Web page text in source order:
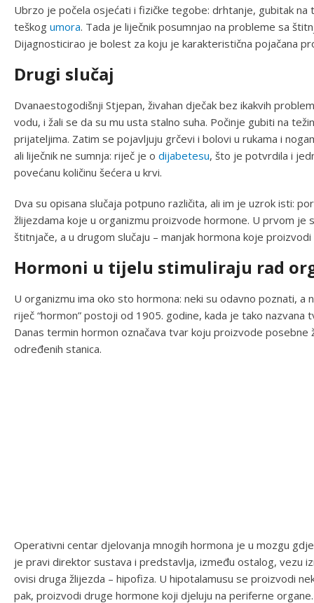
Ubrzo je počela osjećati i fizičke tegobe: drhtanje, gubitak
teškog umora. Tada je liječnik posumnjao na probleme sa
Dijagnosticirao je bolest za koju je karakteristična pojačana
Drugi slučaj
Dvanaestogodišnji Stjepan, živahan dječak bez ikakvih
vodu, i žali se da su mu usta stalno suha. Počinje gubiti na
prijateljima. Zatim se pojavljuju grčevi i bolovi u rukama i
ali liječnik ne sumnja: riječ je o dijabetesu, što je potvrdila i
povećanu količinu šećera u krvi.
Dva su opisana slučaja potpuno različita, ali im je uzrok isti:
žlijezdama koje u organizmu proizvode hormone. U prvom je
štitnjače, a u drugom slučaju – manjak hormona koje
Hormoni u tijelu stimuliraju rad
U organizmu ima oko sto hormona: neki su odavno poznati, a
riječ “hormon” postoji od 1905. godine, kada je tako
Danas termin hormon označava tvar koju proizvode
određenih stanica.
Operativni centar djelovanja mnogih hormona je u mozgu
je pravi direktor sustava i predstavlja, između ostalog, vezu
ovisi druga žlijezda – hipofiza. U hipotalamusu se proizvodi
pak, proizvodi druge hormone koji djeluju na periferne organe.